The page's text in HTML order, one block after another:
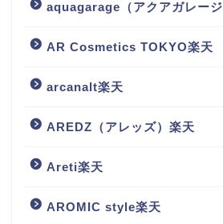
aquagarage（アクアガレー
AR Cosmetics TOKYO楽天
arcanalt楽天
AREDZ（アレッズ）楽天
Areti楽天
AROMIC style楽天